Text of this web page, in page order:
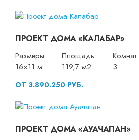
ПРОЕКТ ДОМА «КАЛАБАР»
Размеры:
16×11 м
Площадь:
119,7 м2
Комнат:
3
ОТ 3.890.250 РУБ.
ПРОЕКТ ДОМА «АУАЧАПАН»